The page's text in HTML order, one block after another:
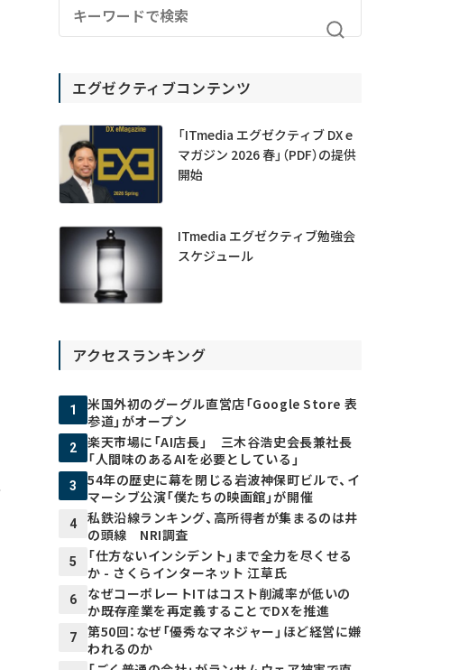
エグゼクティブコンテンツ
「ITmedia エグゼクティブ DX e
マガジン 2026 春」（PDF）の提供
開始
ITmedia エグゼクティブ勉強会
スケジュール
アクセスランキング
1
米国外初のグーグル直営店「Google Store 表
参道」がオープン
2
楽天市場に「AI店長」 三木谷浩史会長兼社長
「人間味のあるAIを必要としている」
3
54年の歴史に幕を閉じる岩波神保町ビルで、イ
マーシブ公演「僕たちの映画館」が開催
4
私鉄沿線ランキング、高所得者が集まるのは井
の頭線 NRI調査
5
「仕方ないインシデント」まで全力を尽くせる
か - さくらインターネット 江草氏
6
なぜコーポレートITはコスト削減率が低いの
か――既存産業を再定義することでDXを推進
7
第50回：なぜ「優秀なマネジャー」ほど経営に嫌
われるのか